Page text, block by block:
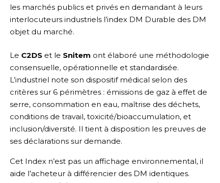
les marchés publics et privés en demandant à leurs
interlocuteurs industriels l’index DM Durable des DM
objet du marché.
Le C2DS et le Snitem ont élaboré une méthodologie
consensuelle, opérationnelle et standardisée.
L’industriel note son dispositif médical selon des
critères sur 6 périmètres : émissions de gaz à effet de
serre, consommation en eau, maîtrise des déchets,
conditions de travail, toxicité/bioaccumulation, et
inclusion/diversité. Il tient à disposition les preuves de
ses déclarations sur demande.
Cet Index n’est pas un affichage environnemental, il
aide l’acheteur à différencier des DM identiques.